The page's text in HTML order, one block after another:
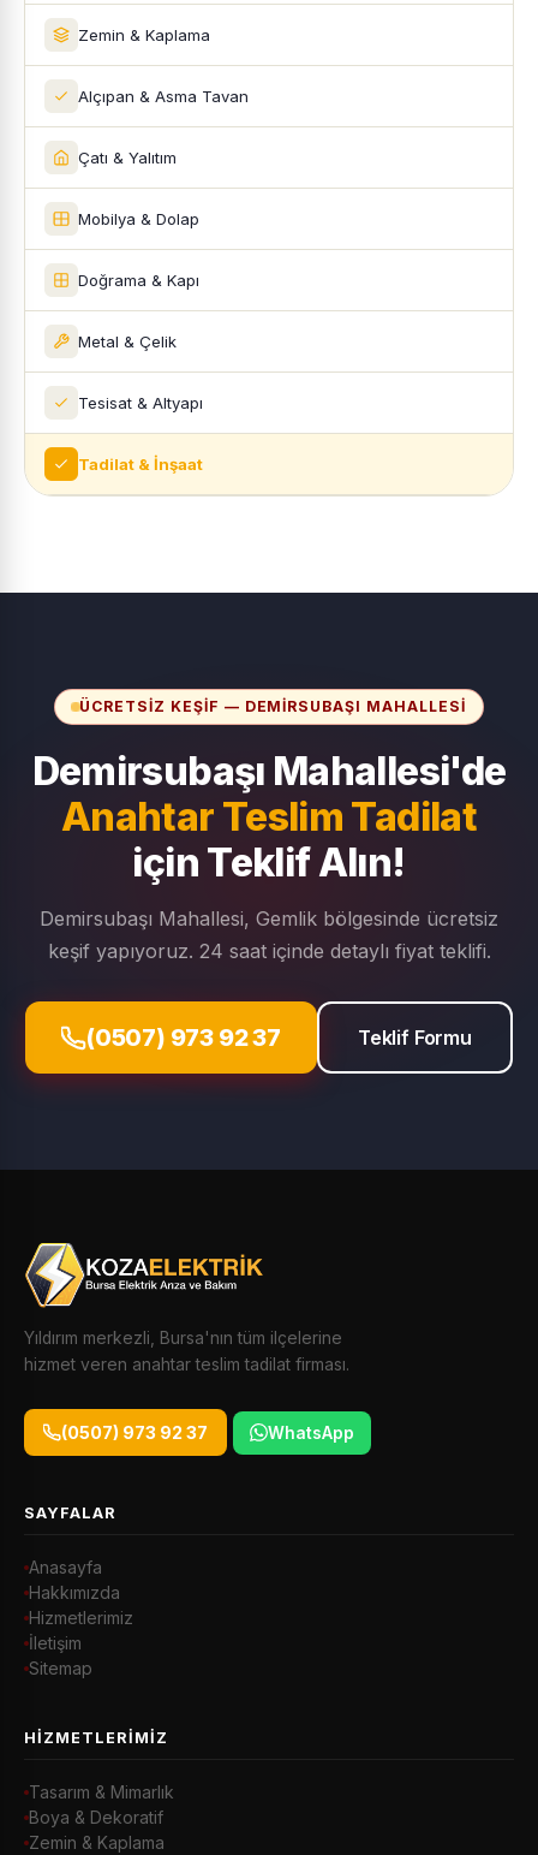
Zemin & Kaplama
Alçıpan & Asma Tavan
Çatı & Yalıtım
Mobilya & Dolap
Doğrama & Kapı
Metal & Çelik
Tesisat & Altyapı
Tadilat & İnşaat
ÜCRETSIZ KEŞIF — DEMIRSUBAŞI MAHALLESI
Demirsubaşı Mahallesi'de
Anahtar Teslim Tadilat
için Teklif Alın!
Demirsubaşı Mahallesi, Gemlik bölgesinde ücretsiz
keşif yapıyoruz. 24 saat içinde detaylı fiyat teklifi.
(0507) 973 92 37 Teklif Formu
Yıldırım merkezli, Bursa'nın tüm ilçelerine
hizmet veren anahtar teslim tadilat firması.
(0507) 973 92 37 WhatsApp
SAYFALAR
Anasayfa
Hakkımızda
Hizmetlerimiz
İletişim
Sitemap
HIZMETLERIMIZ
Tasarım & Mimarlık
Boya & Dekoratif
Zemin & Kaplama